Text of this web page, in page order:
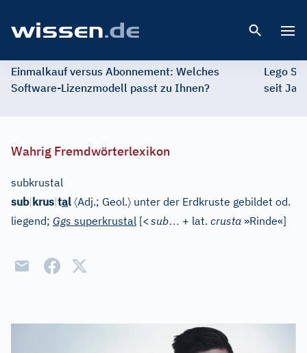
Einmalkauf versus Abonnement: Welches
Software-Lizenzmodell passt zu Ihnen?
Lego
seit
Wahrig Fremdwörterlexikon
subkrustal
sub|krus|tal 〈Adj.; Geol.〉 unter der Erdkruste gebildet od.
liegend; Ggs superkrustal [<sub… + lat. crusta »Rinde«]